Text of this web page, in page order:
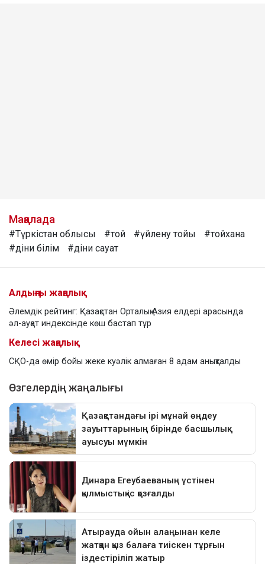
Мақалада
#Түркістан облысы #той #үйлену тойы
#тойхана
#діни білім
#діни сауат
Алдыңғы жаңалық
Әлемдік рейтинг: Қазақстан Орталық Азия елдері арасында
әл-ауқат индексінде көш бастап тұр
Келесі жаңалық
СҚО-да өмір бойы жеке куәлік алмаған 8 адам анықталды